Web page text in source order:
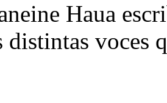
Haua
distintas voces